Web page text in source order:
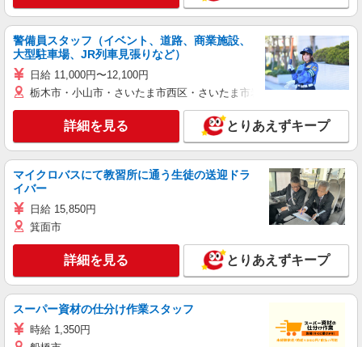
警備員スタッフ（イベント、道路、商業施設、
大型駐車場、JR列車見張りなど）
日給 11,000円〜12,100円
栃木市・小山市・さいたま市西区・さいたま市岩槻区・久喜市・蓮田
詳細を見る とりあえずキープ
マイクロバスにて教習所に通う生徒の送迎ドラ
イバー
日給 15,850円
箕面市
詳細を見る とりあえずキープ
スーパー資材の仕分け作業スタッフ
時給 1,350円